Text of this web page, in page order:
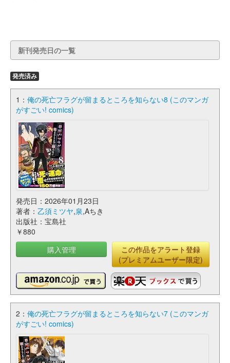
新刊発売日の一覧
発売済み
1： 俺の死亡フラグが留まるところを知らない8 (このマンガ
がすごい! comics)
発売日：2026年01月23日
著者： 乙須ミツヤ,泉,Aちき
出版社：宝島社
￥880
購入管理
この作品をアラート登録
(プレミアムユーザー限定)
2： 俺の死亡フラグが留まるところを知らない7 (このマンガ
がすごい! comics)